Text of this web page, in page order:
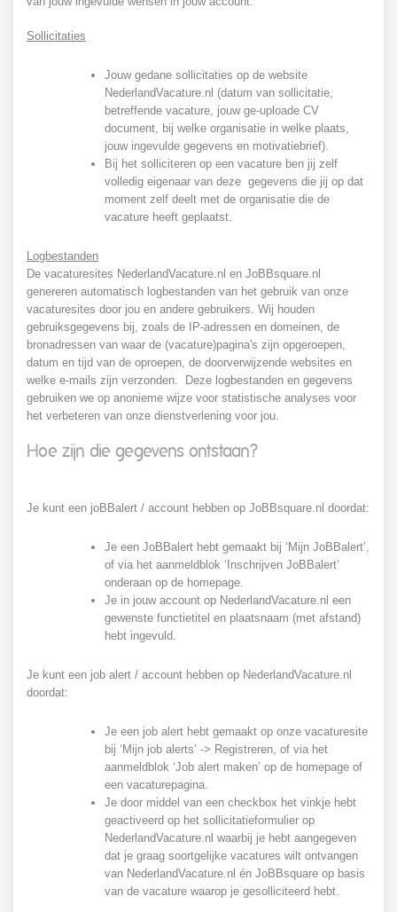
Sollicitaties
Jouw gedane sollicitaties op de website
NederlandVacature.nl (datum van sollicitatie,
betreffende vacature, jouw ge-uploade CV
document, bij welke organisatie in welke plaats,
jouw ingevulde gegevens en motivatiebrief).
Bij het solliciteren op een vacature ben jij zelf
volledig eigenaar van deze gegevens die jij op dat
moment zelf deelt met de organisatie die de
vacature heeft geplaatst.
Logbestanden
De vacaturesites NederlandVacature.nl en JoBBsquare.nl
genereren automatisch logbestanden van het gebruik van onze
vacaturesites door jou en andere gebruikers. Wij houden
gebruiksgegevens bij, zoals de IP-adressen en domeinen, de
bronadressen van waar de (vacature)pagina's zijn opgeroepen,
datum en tijd van de oproepen, de doorverwijzende websites en
welke e-mails zijn verzonden. Deze logbestanden en gegevens
gebruiken we op anonieme wijze voor statistische analyses voor
het verbeteren van onze dienstverlening voor jou.
Hoe zijn die gegevens ontstaan?
Je kunt een joBBalert / account hebben op JoBBsquare.nl doordat:
Je een JoBBalert hebt gemaakt bij ‘Mijn JoBBalert’,
of via het aanmeldblok ‘Inschrijven JoBBalert’
onderaan op de homepage.
Je in jouw account op NederlandVacature.nl een
gewenste functietitel en plaatsnaam (met afstand)
hebt ingevuld.
Je kunt een job alert / account hebben op NederlandVacature.nl
doordat:
Je een job alert hebt gemaakt op onze vacaturesite
bij ‘Mijn job alerts’ -> Registreren, of via het
aanmeldblok ‘Job alert maken’ op de homepage of
een vacaturepagina.
Je door middel van een checkbox het vinkje hebt
geactiveerd op het sollicitatieformulier op
NederlandVacature.nl waarbij je hebt aangegeven
dat je graag soortgelijke vacatures wilt ontvangen
van NederlandVacature.nl én JoBBsquare op basis
van de vacature waarop je gesolliciteerd hebt.